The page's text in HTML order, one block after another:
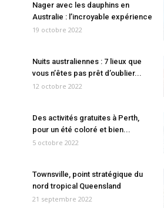
Nager avec les dauphins en
Australie : l’incroyable expérience
19 octobre 2022
Nuits australiennes : 7 lieux que
vous n’êtes pas prêt d’oublier...
12 octobre 2022
Des activités gratuites à Perth,
pour un été coloré et bien...
5 octobre 2022
Townsville, point stratégique du
nord tropical Queensland
21 septembre 2022